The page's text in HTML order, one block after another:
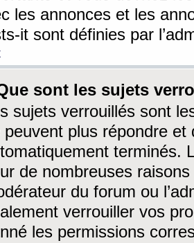
les annonces et les
it sont définies par
sont les sujets
sujets verrouillés sont
peuvent plus répondre
terminés.
de nombreuses
du forum ou
verrouiller vos
les permissions